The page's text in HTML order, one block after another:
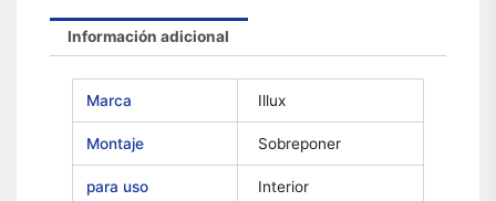
Información adicional
Marca Illux
Montaje Sobreponer
para uso Interior